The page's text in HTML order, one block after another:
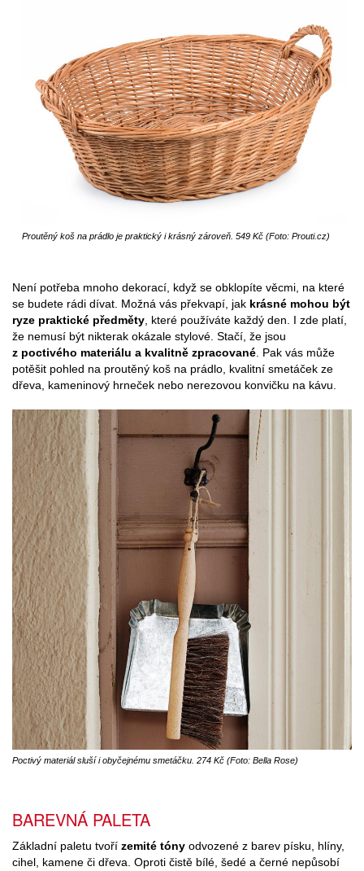
Proutěný koš na prádlo je praktický i krásný zároveň. 549 Kč (Foto: Prouti.cz)
Není potřeba mnoho dekorací, když se obklopíte věcmi, na které
se budete rádi dívat. Možná vás překvapí, jak krásné mohou být
ryze praktické předměty , které používáte každý den. I zde platí,
že nemusí být nikterak okázale stylové. Stačí, že jsou
z poctivého materiálu a kvalitně zpracované . Pak vás může
potěšit pohled na proutěný koš na prádlo, kvalitní smetáček ze
dřeva, kameninový hrneček nebo nerezovou konvičku na kávu.
Poctivý materiál sluší i obyčejnému smetáčku. 274 Kč (Foto: Bella Rose)
BAREVNÁ PALETA
Základní paletu tvoří zemité tóny odvozené z barev písku, hlíny,
cihel, kamene či dřeva. Oproti čistě bílé, šedé a černé nepůsobí